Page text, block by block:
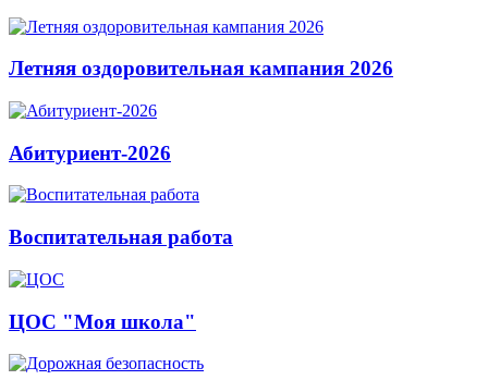
Летняя оздоровительная кампания 2026
Абитуриент-2026
Воспитательная работа
ЦОС "Моя школа"